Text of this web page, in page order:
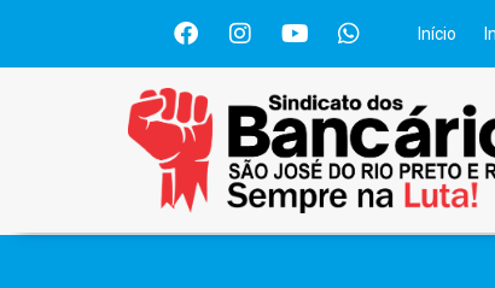
Início